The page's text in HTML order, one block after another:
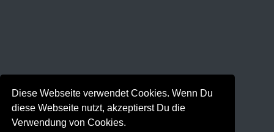
Diese Webseite verwendet Cookies. Wenn Du
diese Webseite nutzt, akzeptierst Du die
Verwendung von Cookies.